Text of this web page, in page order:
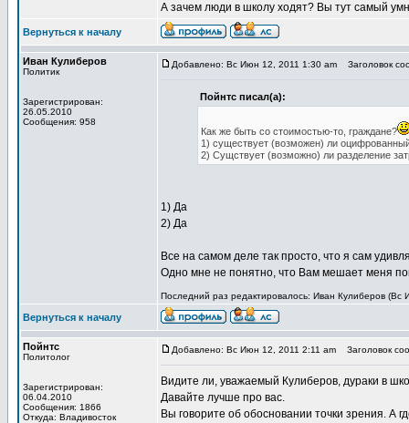
А зачем люди в школу ходят? Вы тут самый
Вернуться к началу
Иван Кулиберов
Политик
Зарегистрирован:
26.05.2010
Сообщения: 958
Добавлено: Вс Июн 12, 2011 1:30 am Заголовок
Пойнтс писал(а):
Как же быть со стоимостью-то, граждане?
1) существует (возможен) ли
2) Сущствует (возможно) ли разделение
1) Да
2) Да
Все на самом деле так просто, что я сам
Одно мне не понятно, что Вам мешает меня
Последний раз редактировалось: Иван Кулиберов (Вс
Вернуться к началу
Пойнтс
Политолог
Зарегистрирован:
06.04.2010
Сообщения: 1866
Откуда: Владивосток
Добавлено: Вс Июн 12, 2011 2:11 am Заголовок
Видите ли, уважаемый Кулиберов, дураки в
Давайте лучше про вас.
Вы говорите об обосновании точки зрения. А